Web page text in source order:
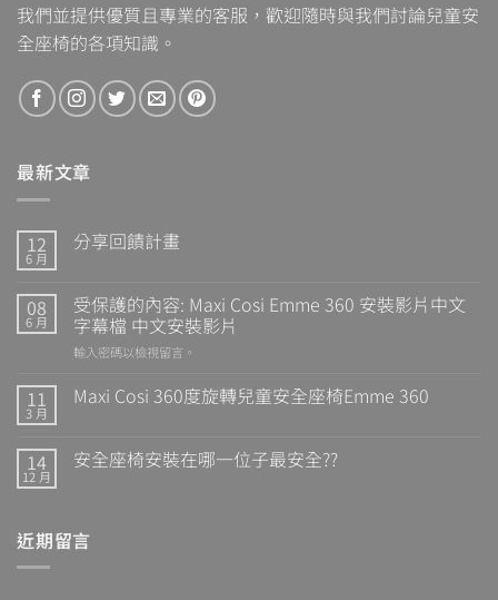
我們並提供優質且專業的客服，歡迎隨時與我們討論兒童安
全座椅的各項知識。
最新文章
12
6 月
分享回饋計畫
08
6 月
受保護的內容: Maxi Cosi Emme 360 安裝影片中文
字幕檔 中文安裝影片
輸入密碼以檢視留言。
11
3 月
Maxi Cosi 360度旋轉兒童安全座椅Emme 360
14
12 月
安全座椅安裝在哪一位子最安全??
近期留言